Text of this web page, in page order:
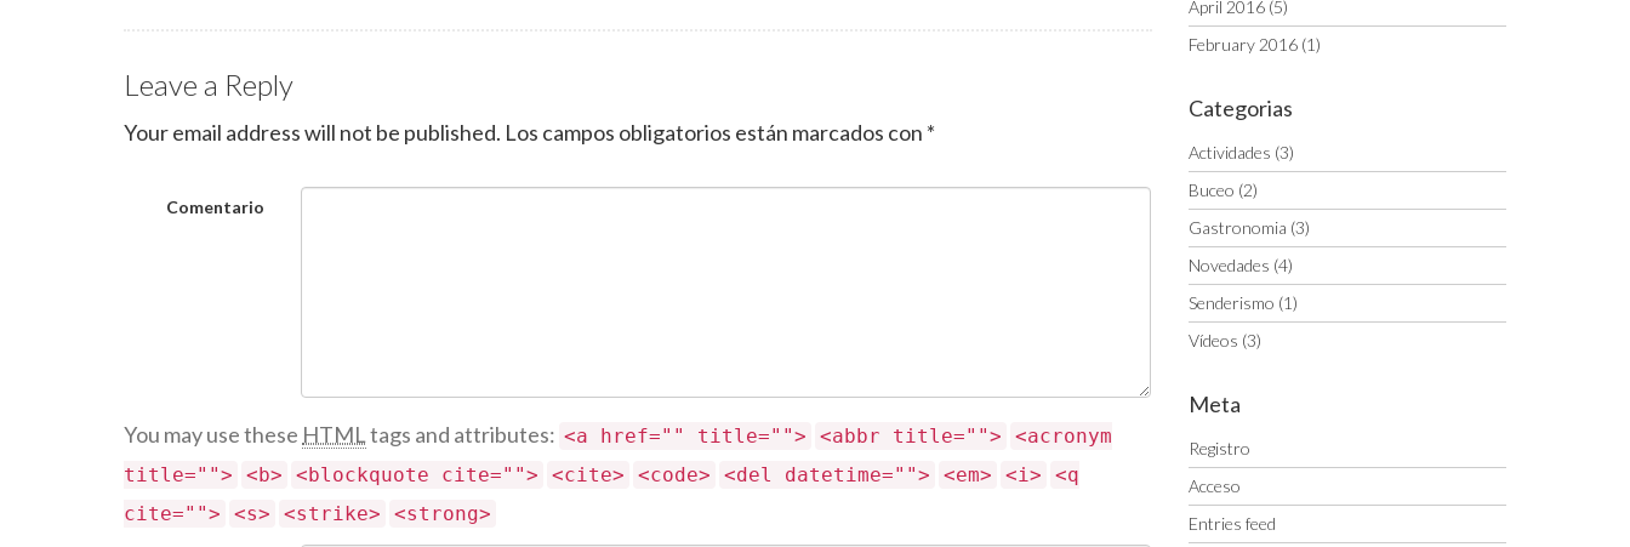
Leave a Reply
Your email address will not be published. Los campos obligatorios están marcados con *
Comentario
You may use these HTMLtags and attributes: <a href="" title=""> <abbr title="">
<acronym
title="">
<b> <blockquote cite=""> <cite> <code> <del datetime=""> <em> <i>
<q
cite="">
<s> <strike> <strong>
April 2016(5)
February 2016(1)
Categorias
Actividades (3)
Buceo (2)
Gastronomia (3)
Novedades (4)
Senderismo (1)
Vídeos (3)
Meta
Registro
Acceso
Entries feed